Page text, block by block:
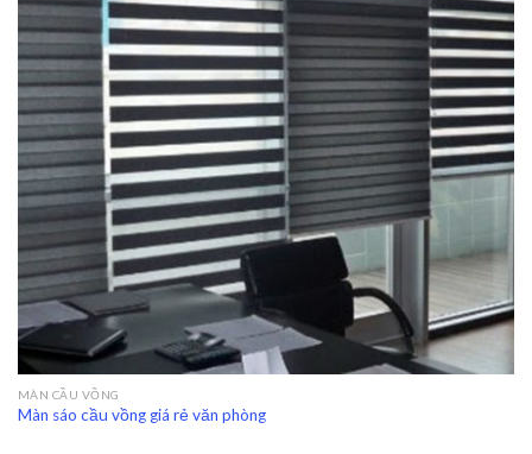
MÀN CẦU VỒNG
Màn sáo cầu vồng giá rẻ văn phòng